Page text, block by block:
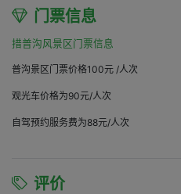
门票信息
措普沟风景区门票信息
普沟景区门票价格100元 /人次
观光车价格为90元/人次
自驾预约服务费为88元/人次
评价